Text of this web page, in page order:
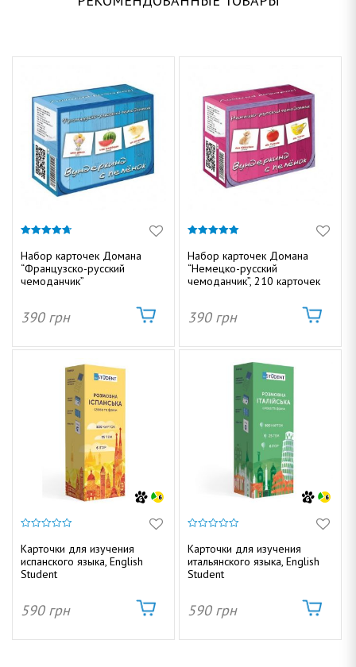
из 5
Набор карточек Домана
“Французско-русский
чемоданчик”
390 грн
из 5
Набор карточек Домана
“Немецко-русский
чемоданчик”, 210 карточек
390 грн
и
з
5
Карточки для изучения
испанского языка, English
Student
590 грн
и
з
5
Карточки для изучения
итальянского языка, English
Student
590 грн